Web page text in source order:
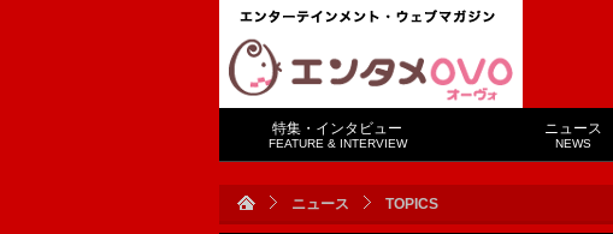
特集・インタビュー
FEATURE & INTERVIEW
ニュース
NEWS
ニュース TOPICS